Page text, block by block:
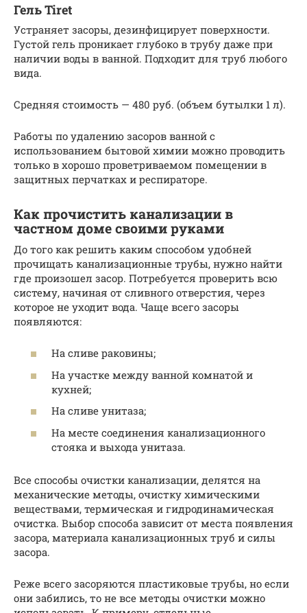
Гель Tiret
Устраняет засоры, дезинфицирует поверхности.
Густой гель проникает глубоко в трубу даже при
наличии воды в ванной. Подходит для труб любого
вида.
Средняя стоимость — 480 руб. (объем бутылки 1 л).
Работы по удалению засоров ванной с
использованием бытовой химии можно проводить
только в хорошо проветриваемом помещении в
защитных перчатках и респираторе.
Как прочистить канализации в
частном доме своими руками
До того как решить каким способом удобней
прочищать канализационные трубы, нужно найти
где произошел засор. Потребуется проверить всю
систему, начиная от сливного отверстия, через
которое не уходит вода. Чаще всего засоры
появляются:
На сливе раковины;
На участке между ванной комнатой и
кухней;
На сливе унитаза;
На месте соединения канализационного
стояка и выхода унитаза.
Все способы очистки канализации, делятся на
механические методы, очистку химическими
веществами, термическая и гидродинамическая
очистка. Выбор способа зависит от места появления
засора, материала канализационных труб и силы
засора.
Реже всего засоряются пластиковые трубы, но если
они забились, то не все методы очистки можно